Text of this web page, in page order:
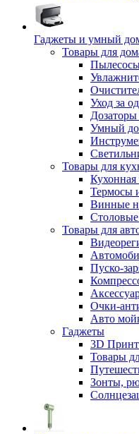
Гаджеты и умный
Товары для
Уход за
Умный
Товары для
Кухонная
Термосы
Винные
Товары для
Пуско-
Очки-
Авто
Гаджеты
3D
Товары
Зонты,